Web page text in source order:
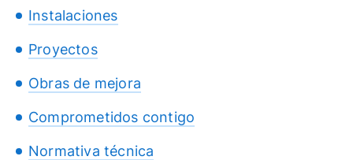
Instalaciones
Proyectos
Obras de mejora
Comprometidos contigo
Normativa técnica